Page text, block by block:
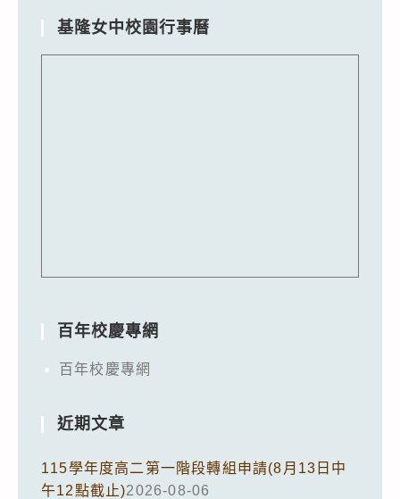
基隆女中校園行事曆
百年校慶專網
百年校慶專網
近期文章
115學年度高二第一階段轉組申請(8月13日中
午12點截止)2026-08-06